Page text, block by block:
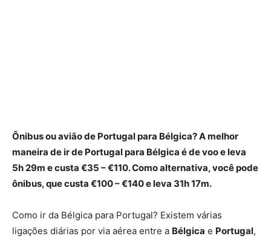
Ônibus ou avião de Portugalpara Bélgica? A melhor
maneira deir de Portugalpara Bélgica é de voo e leva
5h 29m e custa €35 – €110. Como alternativa, você pode
ônibus, que custa €100 – €140 e leva 31h 17m.
Como ir da Bélgica para Portugal? Existem várias
ligações diárias por via aérea entre a Bélgica e Portugal,